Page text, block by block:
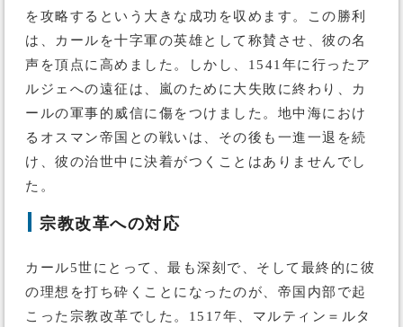
を攻略するという大きな成功を収めます。この勝利
は、カールを十字軍の英雄として称賛させ、彼の名
声を頂点に高めました。しかし、1541年に行ったア
ルジェへの遠征は、嵐のために大失敗に終わり、カ
ールの軍事的威信に傷をつけました。地中海におけ
るオスマン帝国との戦いは、その後も一進一退を続
け、彼の治世中に決着がつくことはありませんでし
た。
宗教改革への対応
カール5世にとって、最も深刻で、そして最終的に彼
の理想を打ち砕くことになったのが、帝国内部で起
こった宗教改革でした。1517年、マルティン＝ルタ